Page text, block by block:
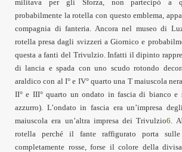
militava per gli Sforza, non partecipò a
probabilmente la rotella con questo emblema,
compagnia di fanteria. Ancora nel museo di
rotella presa dagli svizzeri a Giornico e
questa a fanti del Trivulzio. Infatti il dipinto
di lancia e spada con uno scudo rotondo
araldico con al I° e IV° quarto una T maiuscola
II° e III° quarto un ondato in fascia di bianco e
azzurro). L’ondato in fascia era un’impresa
maiuscola era un’altra impresa dei Trivulzio6 .
rotella perché il fante raffigurato porta
completamente rosse, forse il colore della